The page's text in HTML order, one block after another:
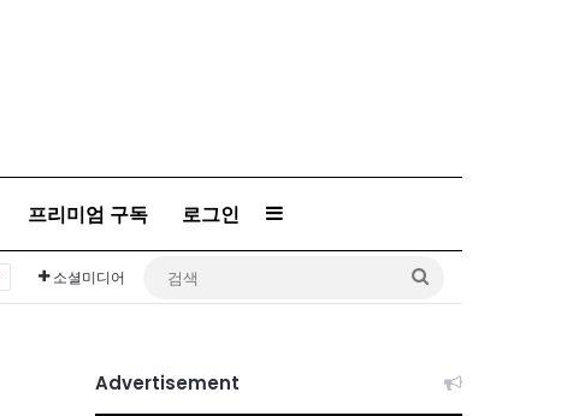
프리미엄 구독 로그인 Sidebar
소셜미디어
Advertisement